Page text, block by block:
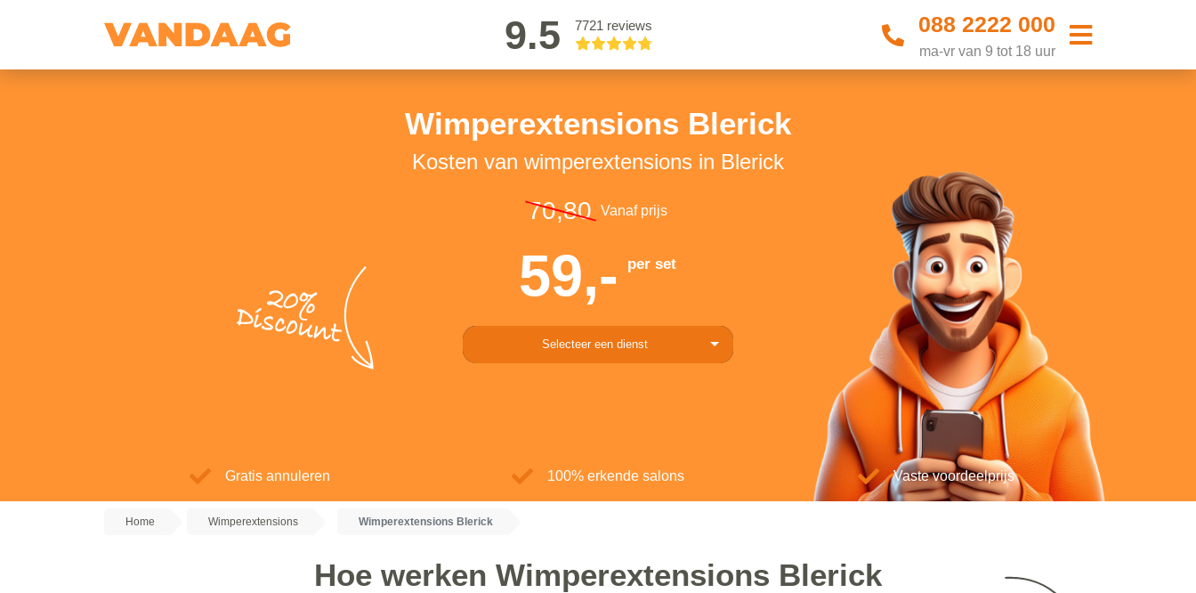
9.5 7721 reviews 088 2222 000
ma-vr van 9 tot 18 uur
Wimperextensions Blerick
Kosten van wimperextensions in Blerick
20%
Discount
70,80 Vanaf prijs
59,- per set
Selecteer een dienst
Gratis annuleren 100% erkende salons Vaste voordeelprijs
Home Wimperextensions Wimperextensions Blerick
Hoe werken Wimperextensions Blerick